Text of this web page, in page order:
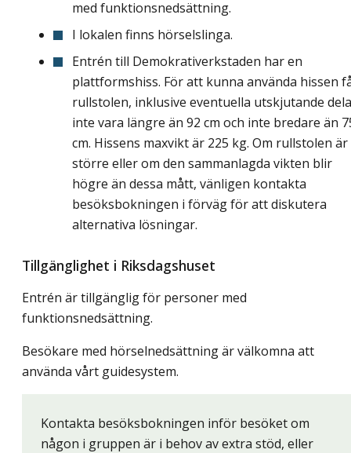
med funktionsnedsättning.
I lokalen finns hörselslinga.
Entrén till Demokrativerkstaden har en
plattformshiss. För att kunna använda hissen
rullstolen, inklusive eventuella utskjutande
inte vara längre än 92 cm och inte bredare än
cm. Hissens maxvikt är 225 kg. Om rullstolen är
större eller om den sammanlagda vikten blir
högre än dessa mått, vänligen kontakta
besöksbokningen i förväg för att diskutera
alternativa lösningar.
Tillgänglighet i Riksdagshuset
Entrén är tillgänglig för personer med
funktionsnedsättning.
Besökare med hörselnedsättning är välkomna att
använda vårt guidesystem.
Kontakta besöksbokningen inför besöket om
någon i gruppen är i behov av extra stöd, eller